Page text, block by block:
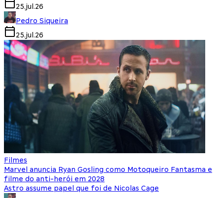
25.jul.26
Pedro Siqueira
25.jul.26
Filmes
Marvel anuncia Ryan Gosling como Motoqueiro Fantasma e
filme do anti-herói em 2028
Astro assume papel que foi de Nicolas Cage